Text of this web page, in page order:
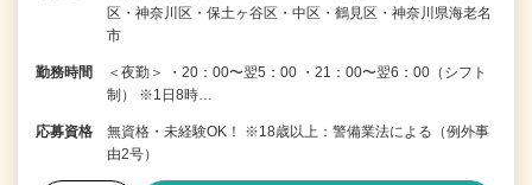
区・神奈川区・保土ヶ谷区・中区・鶴見区・神奈川県海老名
市
勤務時間
＜夜勤＞ ・20：00〜翌5：00 ・21：00〜翌6：00（シフト
制） ※1日8時…
応募資格
無資格・未経験OK！ ※18歳以上：警備業法による（例外事
由2号）